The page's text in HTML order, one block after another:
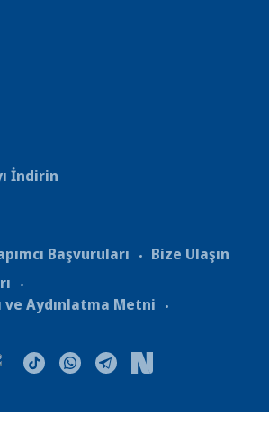
İndirin
Başvuruları
Bize Ulaşın
Aydınlatma Metni